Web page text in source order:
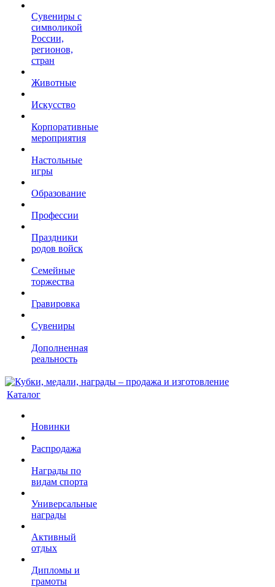
Сувениры с
символикой
России,
регионов,
стран
Животные
Искусство
Корпоративные
мероприятия
Настольные
игры
Образование
Профессии
Праздники
родов войск
Семейные
торжества
Гравировка
Сувениры
Дополненная
реальность
Каталог
Новинки
Распродажа
Награды по
видам спорта
Универсальные
награды
Активный
отдых
Дипломы и
грамоты